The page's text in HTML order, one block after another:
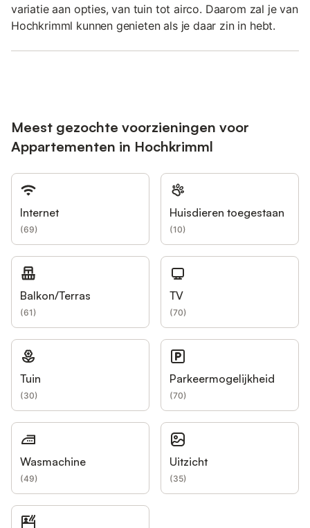
variatie aan opties, van tuin tot airco. Daarom zal je van
Hochkrimml kunnen genieten als je daar zin in hebt.
Meest gezochte voorzieningen voor
Appartementen in Hochkrimml
Internet
(69)
Huisdieren toegestaan
(10)
Balkon/Terras
(61)
TV
(70)
Tuin
(30)
Parkeermogelijkheid
(70)
Wasmachine
(49)
Uitzicht
(35)